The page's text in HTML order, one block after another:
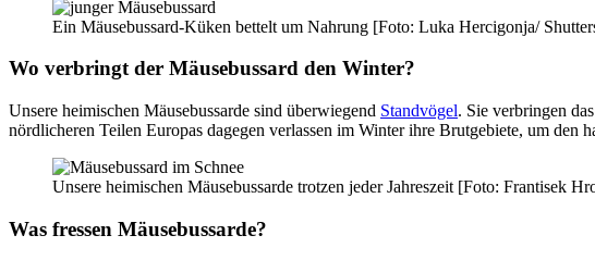
Ein Mäusebussard-Küken bettelt um Nahrung [Foto: Luka Hercigonja/
Wo verbringt der Mäusebussard den Winter?
Unsere heimischen Mäusebussarde sind überwiegend Standvögel. Sie verbringen
nördlicheren Teilen Europas dagegen verlassen im Winter ihre Brutgebiete, um den
Unsere heimischen Mäusebussarde trotzen jeder Jahreszeit [Foto: Frantisek
Was fressen Mäusebussarde?